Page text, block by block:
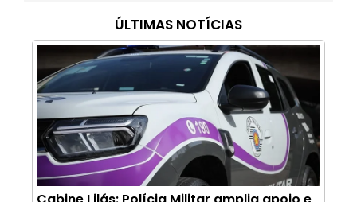
ÚLTIMAS NOTÍCIAS